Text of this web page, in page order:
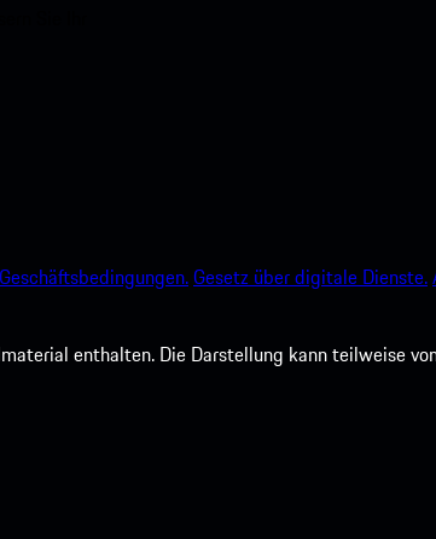
Gesetz über digitale Dienste.
enthalten. Die Darstellung kann teilweise